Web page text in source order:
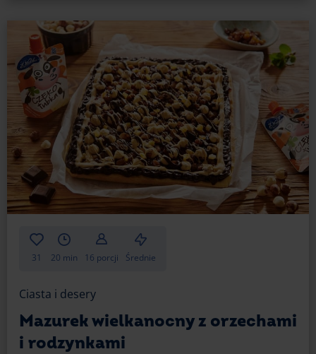
31 20 min 16 porcji Średnie
Ciasta i desery
Mazurek wielkanocny z orzechami
i rodzynkami